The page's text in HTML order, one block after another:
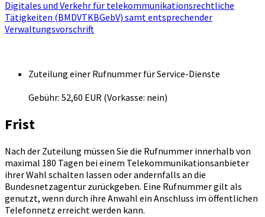
Digitales und Verkehr für telekommunikationsrechtliche
Tätigkeiten (BMDVTKBGebV) samt entsprechender
Verwaltungsvorschrift
Zuteilung einer Rufnummer für Service-Dienste
Gebühr: 52,60 EUR (Vorkasse: nein)
Frist
Nach der Zuteilung müssen Sie die Rufnummer innerhalb von
maximal 180 Tagen bei einem Telekommunikationsanbieter
ihrer Wahl schalten lassen oder andernfalls an die
Bundesnetzagentur zurückgeben. Eine Rufnummer gilt als
genutzt, wenn durch ihre Anwahl ein Anschluss im öffentlichen
Telefonnetz erreicht werden kann.